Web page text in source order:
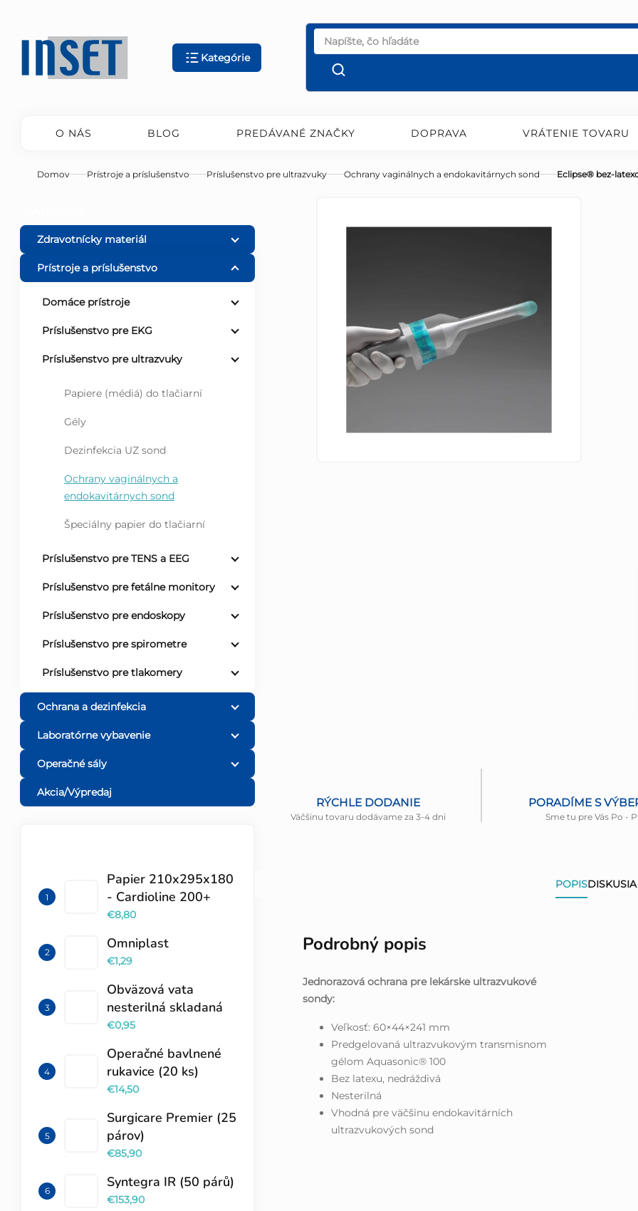
obsah
Kategórie
O NÁS BLOG PREDÁVANÉ ZNAČKY DOPRAVA VRÁTENIE TOVARU
Domov Prístroje a príslušenstvo Príslušenstvo pre ultrazvuky Ochrany vaginálnych a endokavitárnych sond Eclipse® bez-
o
č
Zdravotnícky materiál
Prístroje a príslušenstvo
Domáce prístroje
Príslušenstvo pre EKG
Príslušenstvo pre ultrazvuky
Papiere (médiá) do tlačiarní
Gély
Dezinfekcia UZ sond
Ochrany vaginálnych a
endokavitárnych sond
Špeciálny papier do tlačiarní
Príslušenstvo pre TENS a EEG
Príslušenstvo pre fetálne monitory
Príslušenstvo pre endoskopy
Príslušenstvo pre spirometre
Príslušenstvo pre tlakomery
Ochrana a dezinfekcia
Laboratórne vybavenie
Operačné sály
Akcia/Výpredaj
Papier 210x295x180
- Cardioline 200+
€8,80
Omniplast
€1,29
Obväzová vata
nesterilná skladaná
€0,95
Operačné bavlnené
rukavice (20 ks)
€14,50
Surgicare Premier (25
párov)
€85,90
Syntegra IR (50 párů)
€153,90
RÝCHLE DODANIE
Väčšinu tovaru dodávame za 3-4 dni
PORADÍME S
Sme tu pre Vás Po -
POPISDISKUSIA
Podrobný popis
Jednorazová ochrana pre lekárske ultrazvukové
sondy:
Veľkosť: 60×44×241 mm
Predgelovaná ultrazvukovým transmisnom
gélom Aquasonic® 100
Bez latexu, nedráždivá
Nesterilná
Vhodná pre väčšinu endokavitárních
ultrazvukových sond